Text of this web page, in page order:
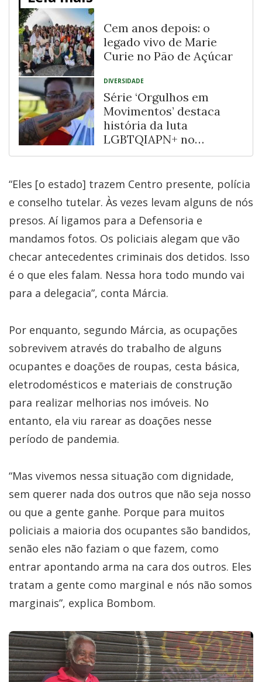
Cem anos depois: o
legado vivo de Marie
Curie no Pão de Açúcar
DIVERSIDADE
Série ‘Orgulhos em
Movimentos’ destaca
história da luta
LGBTQIAPN+ no
Recôncavo Baiano
“Eles [o estado] trazem Centro presente, polícia
e conselho tutelar. Às vezes levam alguns de nós
presos. Aí ligamos para a Defensoria e
mandamos fotos. Os policiais alegam que vão
checar antecedentes criminais dos detidos. Isso
é o que eles falam. Nessa hora todo mundo vai
para a delegacia”, conta Márcia.
Por enquanto, segundo Márcia, as ocupações
sobrevivem através do trabalho de alguns
ocupantes e doações de roupas, cesta básica,
eletrodomésticos e materiais de construção
para realizar melhorias nos imóveis. No
entanto, ela viu rarear as doações nesse
período de pandemia.
“Mas vivemos nessa situação com dignidade,
sem querer nada dos outros que não seja nosso
ou que a gente ganhe. Porque para muitos
policiais a maioria dos ocupantes são bandidos,
senão eles não faziam o que fazem, como
entrar apontando arma na cara dos outros. Eles
tratam a gente como marginal e nós não somos
marginais”, explica Bombom.